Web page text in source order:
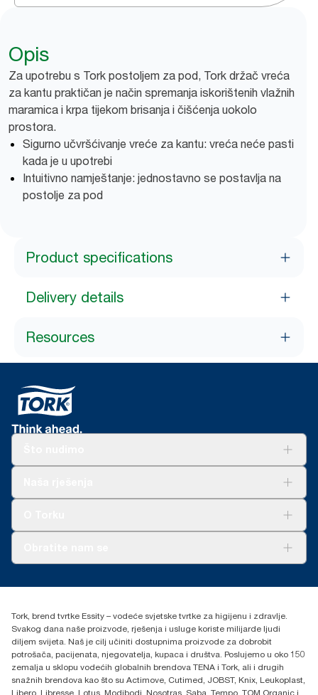
Opis
Za upotrebu s Tork postoljem za pod, Tork držač vreća
za kantu praktičan je način spremanja iskorištenih vlažnih
maramica i krpa tijekom brisanja i čišćenja uokolo
prostora.
Sigurno učvršćivanje vreće za kantu: vreća neće pasti
kada je u upotrebi
Intuitivno namještanje: jednostavno se postavlja na
postolje za pod
Product specifications
Delivery details
Resources
+385 913 900 004
H-1021 Budapest
Budakeszi út 51.
Tork, brend tvrtke Essity – vodeće svjetske tvrtke za higijenu i zdravlje.
Svakog dana naše proizvode, rješenja i usluge koriste milijarde ljudi
diljem svijeta. Naš je cilj učiniti dostupnima proizvode za dobrobit
potrošača, pacijenata, njegovatelja, kupaca i društva. Poslujemo u oko 150
zemalja u sklopu vodećih globalnih brendova TENA i Tork, ali i drugih
snažnih brendova kao što su Actimove, Cutimed, JOBST, Knix, Leukoplast,
Libero, Libresse, Lotus, Modibodi, Nosotras, Saba, Tempo, TOM Organic i